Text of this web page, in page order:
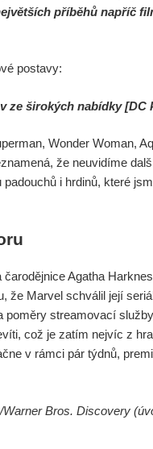
příběhů napříč
postavy:
ze širokých nabídky [DC
Wonder Woman,
že neuvidíme
i hrdinů, které
čarodějnice Agatha
že Marvel schválil její
poměry streamovací
což je zatím nejvíc z
v rámci pár týdnů,
Bros. Discovery